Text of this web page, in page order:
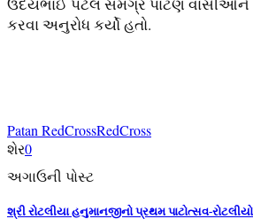
કરવા અનુરોધ કર્યો હતો.
Patan RedCrossRedCross
શેર0
અગાઉની પોસ્ટ
શ્રી રોટલીયા હનુમાનજીનો પ્રથમ પાટોત્સવ-